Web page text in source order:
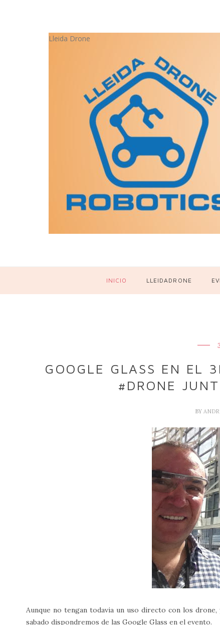
Lleida Drone
INICIO LLEIDADRONE
GOOGLE GLASS EN EL
#DRONE
BY
Aunque no tengan todavia un uso directo con los
sabado dispondremos de las Google Glass en el evento.